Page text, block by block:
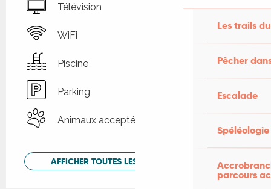
Les trails
Pêcher
Escalade
Spéléologie
parcours
Télévision
WiFi
Piscine
Parking
Animaux acceptés
AFFICHER TOUTES LES PRESTATIONS